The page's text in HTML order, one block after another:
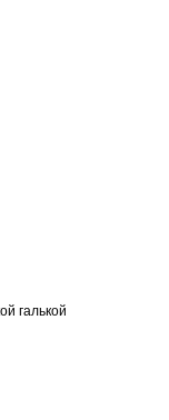
галькой